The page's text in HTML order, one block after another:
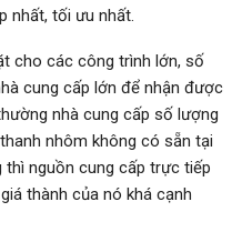
nhất, tối ưu nhất.
cho các công trình lớn, số
cung cấp lớn để nhận được
nhà cung cấp số lượng
nhôm không có sẵn tại
nguồn cung cấp trực tiếp
thành của nó khá cạnh